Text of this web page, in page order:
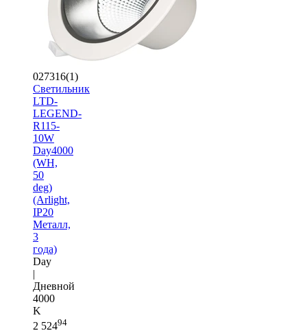
027316(1)
Светильник
LTD-
LEGEND-
R115-
10W
Day4000
(WH,
50
deg)
(Arlight,
IP20
Металл,
3
года)
Day
|
Дневной
4000
K
2 52494